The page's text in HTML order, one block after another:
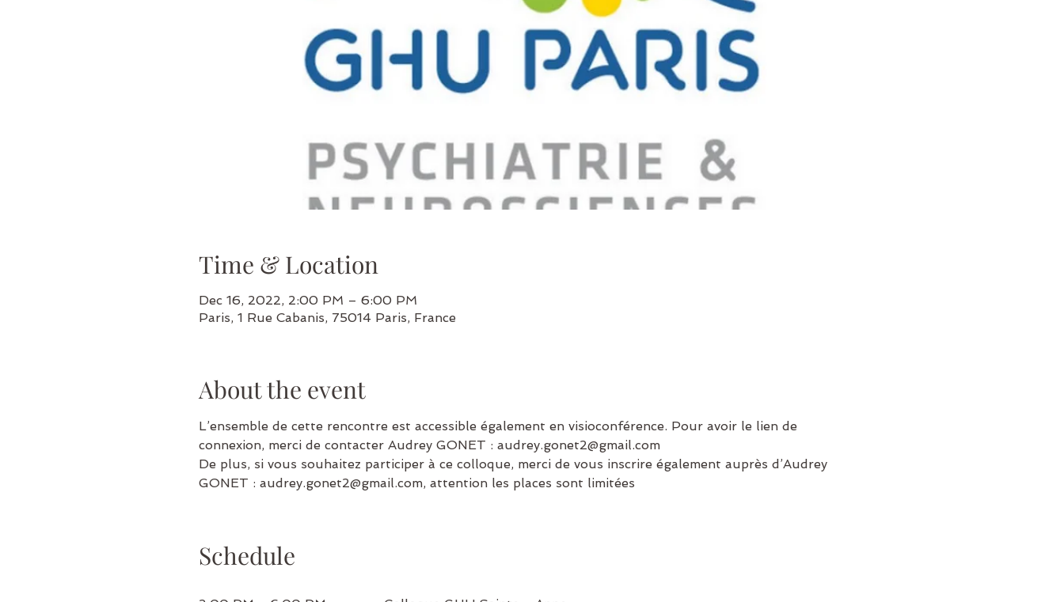
Time & Location
Dec 16, 2022, 2:00 PM – 6:00 PM
Paris, 1 Rue Cabanis, 75014 Paris, France
About the event
L’ensemble de cette rencontre est accessible également en visioconférence. Pour avoir le lien de
connexion, merci de contacter Audrey GONET : audrey.gonet2@gmail.com
De plus, si vous souhaitez participer à ce colloque, merci de vous inscrire également auprès d’Audrey
GONET : audrey.gonet2@gmail.com, attention les places sont limitées
Schedule